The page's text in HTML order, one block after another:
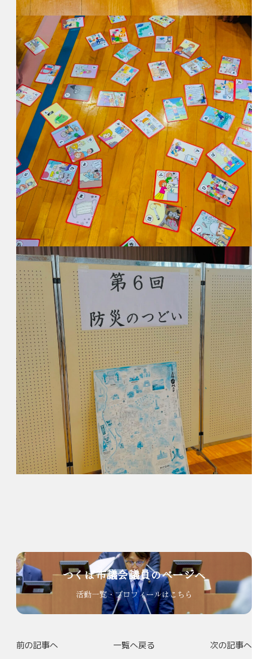
つくば市議会議員のページへ
活動一覧・プロフィールはこちら
前の記事へ 一覧へ戻る 次の記事へ